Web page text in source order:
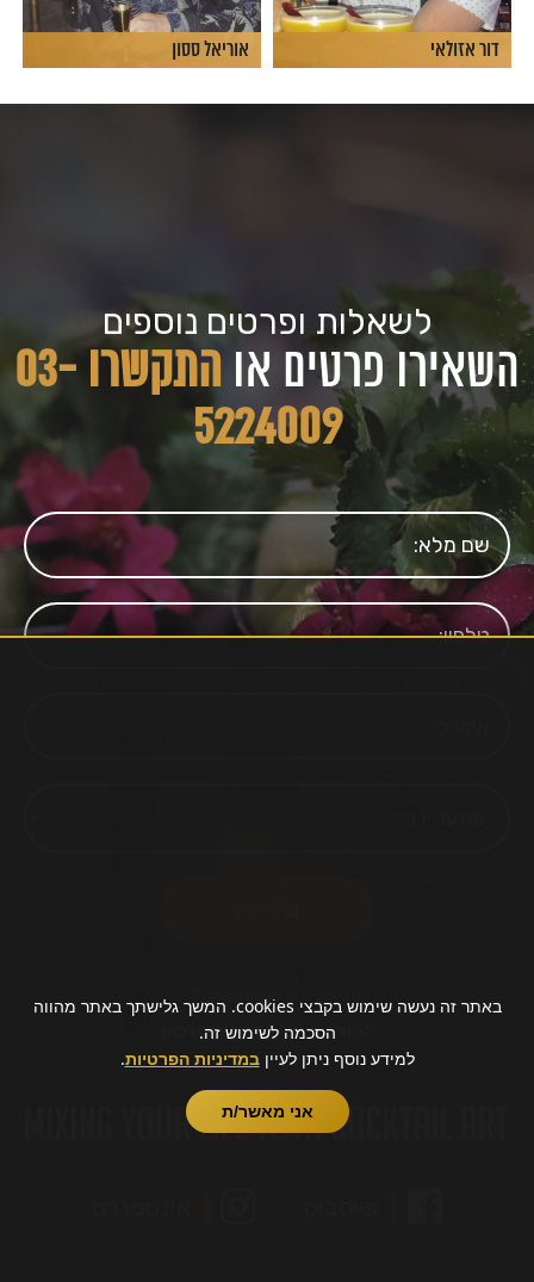
באתר זה נעשה שימוש בקבצי cookies. המשך גלישתך באתר מהווה
הסכמה לשימוש זה.
למידע נוסף ניתן לעייןבמדיניות הפרטיות.
אני מאשר/ת
דור אזולאי אוריאל ססון
לשאלות ופרטים נוספים
השאירו פרטים או
התקשרו 03-
5224009
מעוניינים לבטל עסקה?
לטופס ביטול עסקה לחצו כאן